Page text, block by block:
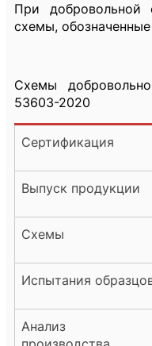
При добровольной
схемы,
Схемы
53603-
Сертификация
Выпуск продукции
Схемы
Испытания
Анализ